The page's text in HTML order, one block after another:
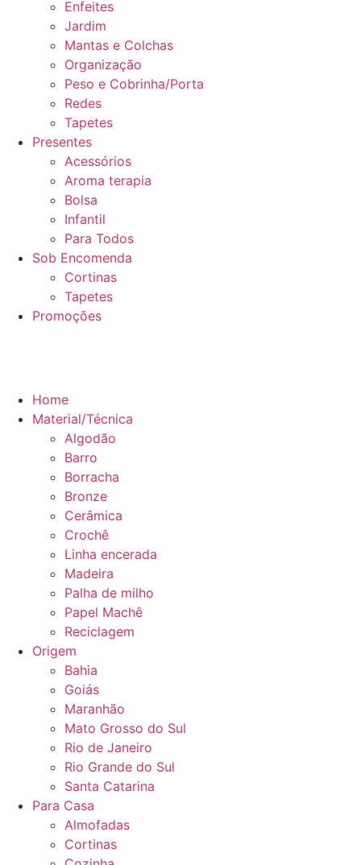
Enfeites
Jardim
Mantas e Colchas
Organização
Peso e Cobrinha/Porta
Redes
Tapetes
Presentes
Acessórios
Aroma terapia
Bolsa
Infantil
Para Todos
Sob Encomenda
Cortinas
Tapetes
Promoções
Home
Material/Técnica
Algodão
Barro
Borracha
Bronze
Cerâmica
Crochê
Linha encerada
Madeira
Palha de milho
Papel Machê
Reciclagem
Origem
Bahia
Goiás
Maranhão
Mato Grosso do Sul
Rio de Janeiro
Rio Grande do Sul
Santa Catarina
Para Casa
Almofadas
Cortinas